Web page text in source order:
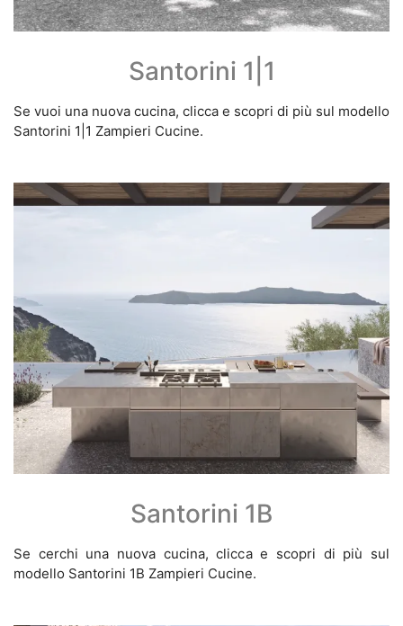
Santorini 1|1
Se vuoi una nuova cucina, clicca e scopri di più sul modello
Santorini 1|1 Zampieri Cucine.
Santorini 1B
Se cerchi una nuova cucina, clicca e scopri di più sul
modello Santorini 1B Zampieri Cucine.